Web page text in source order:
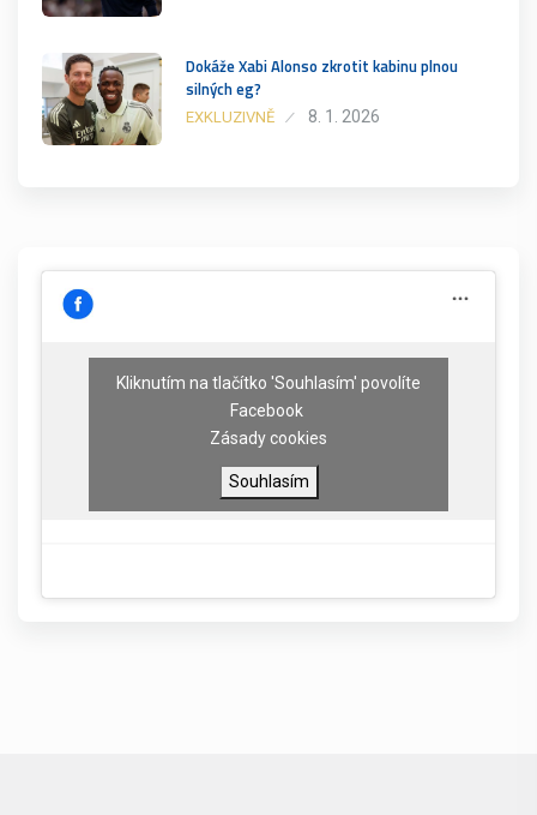
Dokáže Xabi Alonso zkrotit kabinu plnou
silných eg?
EXKLUZIVNĚ 8. 1. 2026
Kliknutím na tlačítko 'Souhlasím' povolíte
Facebook
Zásady cookies
Souhlasím